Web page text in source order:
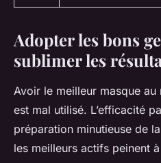
Adopter les bons
sublimer les
Avoir le meilleur masque au
est mal utilisé. L’efficacité
préparation minutieuse de
les meilleurs actifs peinent